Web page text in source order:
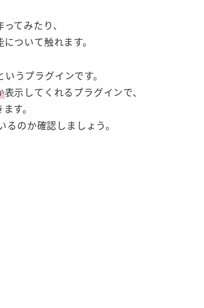
てみたり、
ついて触れます。
いうプラグインです。
表示してくれるプラグインで、
す。
るのか確認しましょう。